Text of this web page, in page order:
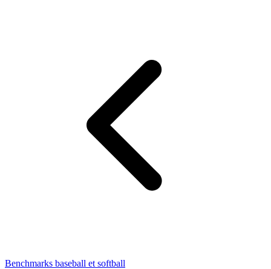
Benchmarks baseball et softball